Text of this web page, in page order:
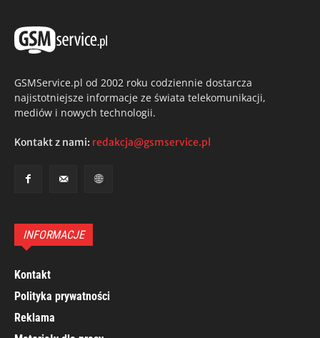
GSMService.pl od 2002 roku codziennie dostarcza
najistotniejsze informacje ze świata telekomunikacji,
mediów i nowych technologii.
Kontakt z nami: redakcja@gsmservice.pl
INFORMACJE
Kontakt
Polityka prywatności
Reklama